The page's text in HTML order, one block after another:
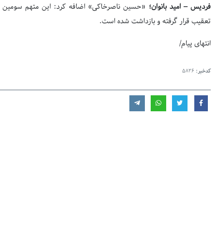
فردیس – امید بانوان؛ «حسین ناصرخاکی» اضافه کرد: این متهم
تعقیب قرار گرفته و بازداشت شده است.
انتهای پیام/
کدخبر: 5826